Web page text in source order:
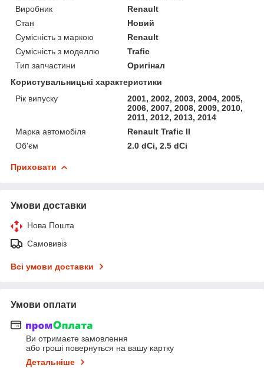
Виробник
Renault
Стан
Новий
Сумісність з маркою
Renault
Сумісність з моделлю
Trafic
Тип запчастини
Оригінал
Користувальницькі характеристики
Рік випуску
2001, 2002, 2003, 2004, 2005,
2006, 2007, 2008, 2009, 2010,
2011, 2012, 2013, 2014
Марка автомобіля
Renault Trafic II
Об'єм
2.0 dCi, 2.5 dCi
Приховати
Умови доставки
Нова Пошта
Самовивіз
Всі умови доставки
Умови оплати
Ви отримаєте замовлення
або гроші повернуться на вашу картку
Детальніше